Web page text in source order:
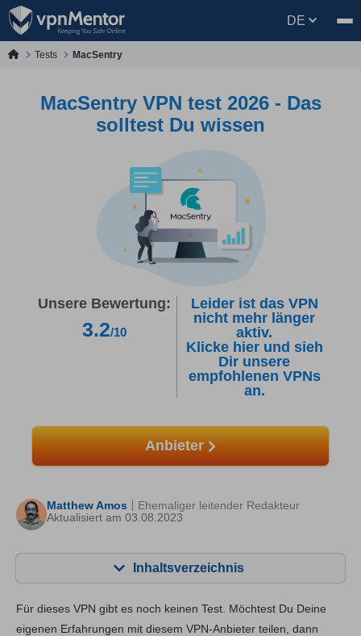
DE
Tests MacSentry
MacSentry VPN test 2026 - Das
solltest Du wissen
Unsere Bewertung:
3.2/10
Leider ist das VPN
nicht mehr länger
aktiv.
Klicke hier und sieh
Dir unsere
empfohlenen VPNs
an.
Anbieter
Matthew Amos
Aktualisiert am 03.08.2023
Ehemaliger leitender Redakteur
Inhaltsverzeichnis
Hauptfunktionen 4.4
Für dieses VPN gibt es noch keinen Test. Möchtest Du Deine
eigenen Erfahrungen mit diesem VPN-Anbieter teilen, dann